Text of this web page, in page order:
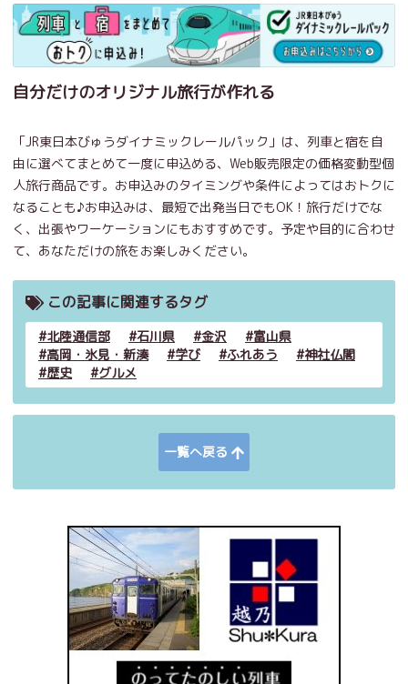
自分だけのオリジナル旅行が作れる
「JR東日本びゅうダイナミックレールパック」は、列車と宿を自
由に選べてまとめて一度に申込める、Web販売限定の価格変動型個
人旅行商品です。お申込みのタイミングや条件によってはおトクに
なることも♪お申込みは、最短で出発当日でもOK！旅行だけでな
く、出張やワーケーションにもおすすめです。予定や目的に合わせ
て、あなただけの旅をお楽しみください。
この記事に関連するタグ
北陸通信部 石川県 金沢
富山県
高岡・氷見・新湊
学び ふれあう
神社仏閣
歴史
グルメ
一覧へ戻る